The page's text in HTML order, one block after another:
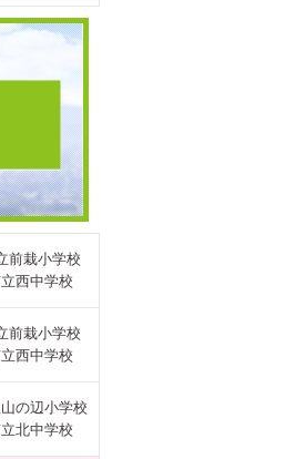
前栽小学校
西中学校
前栽小学校
西中学校
の辺小学校
北中学校